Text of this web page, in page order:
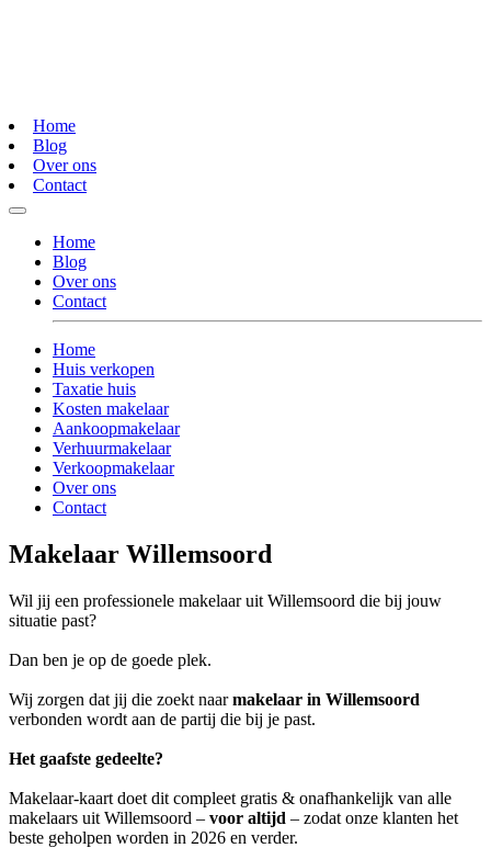
Home
Blog
Over ons
Contact
Home
Blog
Over ons
Contact
Home
Huis verkopen
Taxatie huis
Kosten makelaar
Aankoopmakelaar
Verhuurmakelaar
Verkoopmakelaar
Over ons
Contact
Makelaar Willemsoord
Wil jij een professionele makelaar uit Willemsoord die bij jouw
situatie past?
Dan ben je op de goede plek.
Wij zorgen dat jij die zoekt naarmakelaar in Willemsoord
verbonden wordt aan de partij die bij je past.
Het gaafste gedeelte?
Makelaar-kaart doet dit compleet gratis & onafhankelijk van alle
makelaars uit Willemsoord – voor altijd – zodat onze klanten het
beste geholpen worden in 2026 en verder.